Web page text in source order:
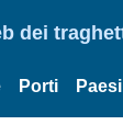
dei
Porti Paesi